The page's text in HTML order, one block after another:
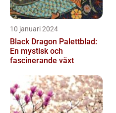
10 januari 2024
Black Dragon Palettblad:
En mystisk och
fascinerande växt